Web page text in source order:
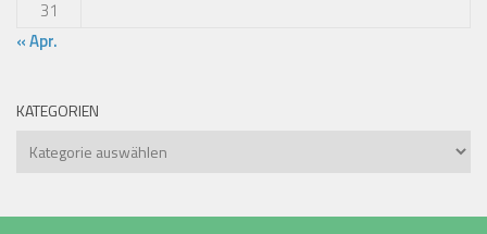
31
« Apr.
KATEGORIEN
Kategorien